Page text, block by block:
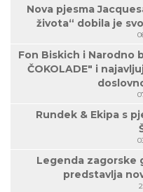
Nova pjesma
života“ dobila je
Fon Biskich i Narodno
ČOKOLADE" i
Rundek & Ekipa s
Legenda zagorske
predstavlja